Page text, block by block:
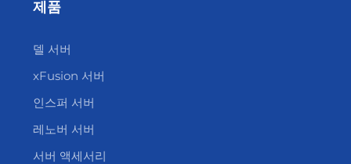
제품
델 서버
xFusion 서버
인스퍼 서버
레노버 서버
서버 액세서리